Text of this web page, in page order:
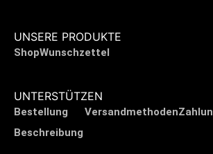
UNSERE PRODUKTE
ShopWunschzettel
UNTERSTÜTZEN
Bestellung
Beschreibung
Versandmethoden